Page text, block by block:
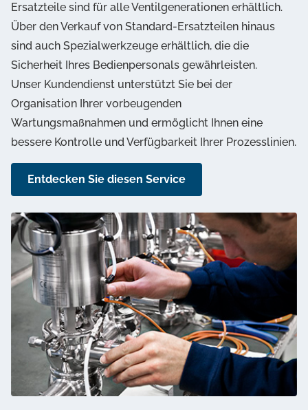
Ersatzteile sind für alle Ventilgenerationen erhältlich.
Über den Verkauf von Standard-Ersatzteilen hinaus
sind auch Spezialwerkzeuge erhältlich, die die
Sicherheit Ihres Bedienpersonals gewährleisten.
Unser Kundendienst unterstützt Sie bei der
Organisation Ihrer vorbeugenden
Wartungsmaßnahmen und ermöglicht Ihnen eine
bessere Kontrolle und Verfügbarkeit Ihrer Prozesslinien.
Entdecken Sie diesen Service